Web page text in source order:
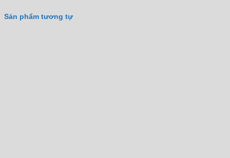
Sản phẩm tương tự